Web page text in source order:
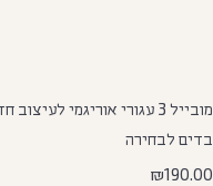
מובייל 3 עגורי אוריגמי
בדים לבחירה
₪190.00